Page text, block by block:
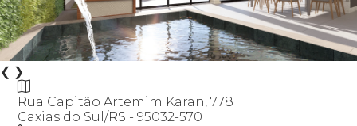
❮ ❯
Rua Capitão Artemim Karan, 778
Caxias do Sul/RS - 95032-570